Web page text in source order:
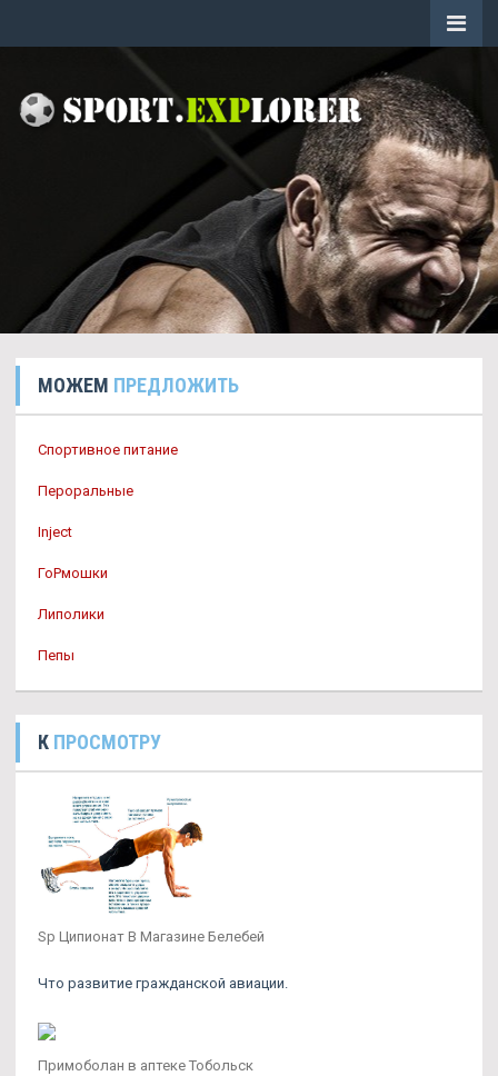
МОЖЕМ ПРЕДЛОЖИТЬ
Спортивное питание
Пероральные
Inject
ГоРмошки
Липолики
Пепы
К ПРОСМОТРУ
Sp Ципионат В Магазине Белебей
Что развитие гражданской авиации.
Примоболан в аптеке Тобольск